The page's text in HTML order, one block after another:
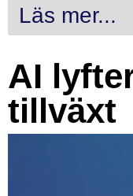
Läs mer...
AI
tillväxt